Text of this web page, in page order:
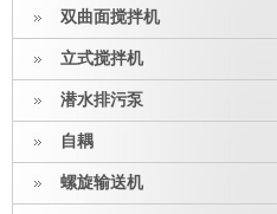
双曲面搅拌机
立式搅拌机
潜水排污泵
自耦
螺旋输送机